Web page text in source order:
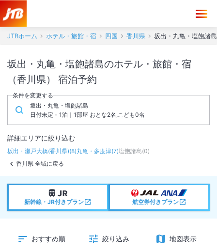
JTBホーム ホテル・旅館・宿 四国 香川県 坂出・丸亀・塩飽諸
坂出・丸亀・塩飽諸島のホテル・旅館・宿
（香川県） 宿泊予約
条件を変更する
坂出・丸亀・塩飽諸島
日付未定 - 1泊｜1部屋 おとな2名,こども0名
詳細エリアに絞り込む
坂出・瀬戸大橋(香川県)(8)丸亀・多度津(7)塩飽諸島(0)
香川県 全域に戻る
新幹線・JR付きプラン 航空券付きプラン
おすすめ順 絞り込み 地図表示